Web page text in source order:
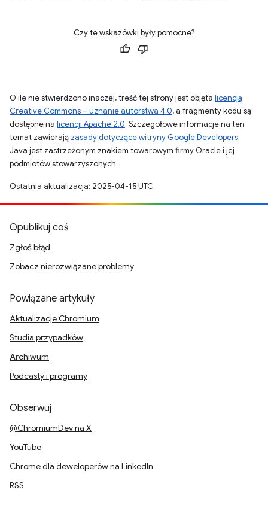
Czy te wskazówki były pomocne?
O ile nie stwierdzono inaczej, treść tej strony jest objęta licencją
Creative Commons – uznanie autorstwa 4.0, a fragmenty kodu są
dostępne na licencji Apache 2.0. Szczegółowe informacje na ten
temat zawierają zasady dotyczące witryny Google Developers.
Java jest zastrzeżonym znakiem towarowym firmy Oracle i jej
podmiotów stowarzyszonych.
Ostatnia aktualizacja: 2025-04-15 UTC.
Opublikuj coś
Zgłoś błąd
Zobacz nierozwiązane problemy
Powiązane artykuły
Aktualizacje Chromium
Studia przypadków
Archiwum
Podcasty i programy
Obserwuj
@ChromiumDev na X
YouTube
Chrome dla deweloperów na LinkedIn
RSS